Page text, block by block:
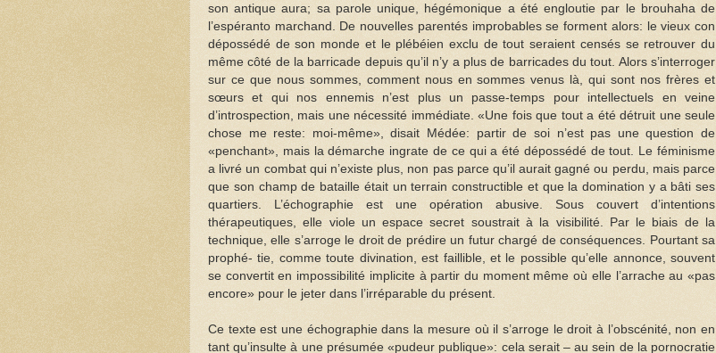
son antique aura; sa parole unique, hégémonique a été engloutie par le brouhaha de
l’espéranto marchand. De nouvelles parentés improbables se forment alors: le vieux con
dépossédé de son monde et le plébéien exclu de tout seraient censés se retrouver du
même côté de la barricade depuis qu’il n’y a plus de barricades du tout. Alors s’interroger
sur ce que nous sommes, comment nous en sommes venus là, qui sont nos frères et
sœurs et qui nos ennemis n’est plus un passe-temps pour intellectuels en veine
d’introspection, mais une nécessité immédiate. «Une fois que tout a été détruit une seule
chose me reste: moi-même», disait Médée: partir de soi n’est pas une question de
«penchant», mais la démarche ingrate de ce qui a été dépossédé de tout. Le féminisme
a livré un combat qui n’existe plus, non pas parce qu’il aurait gagné ou perdu, mais parce
que son champ de bataille était un terrain constructible et que la domination y a bâti ses
quartiers. L’échographie est une opération abusive. Sous couvert d’intentions
thérapeutiques, elle viole un espace secret soustrait à la visibilité. Par le biais de la
technique, elle s’arroge le droit de prédire un futur chargé de conséquences. Pourtant sa
prophé- tie, comme toute divination, est faillible, et le possible qu’elle annonce, souvent
se convertit en impossibilité implicite à partir du moment même où elle l’arrache au «pas
encore» pour le jeter dans l’irréparable du présent.
Ce texte est une échographie dans la mesure où il s’arroge le droit à l’obscénité, non en
tant qu’insulte à une présumée «pudeur publique»: cela serait – au sein de la pornocratie